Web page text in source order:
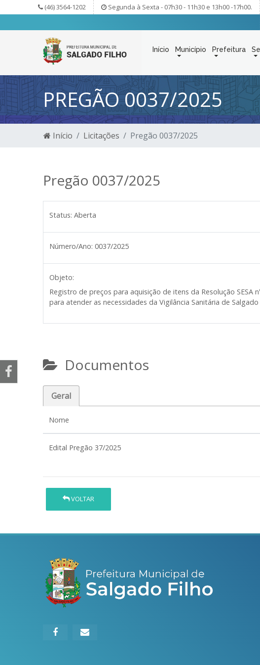
(46) 3564-1202 Segunda à Sexta - 07h30 - 11h30 e 13h00 -17h00.
Início Município Prefeitura
PREGÃO 0037/2025
Início Licitações Pregão 0037/2025
Pregão 0037/2025
Status: Aberta
Número/Ano: 0037/2025
Objeto:
Registro de preços para aquisição de itens da Resolução SESA
para atender as necessidades da Vigilância Sanitária de
Documentos
Geral
Nome
Edital Pregão 37/2025
VOLTAR